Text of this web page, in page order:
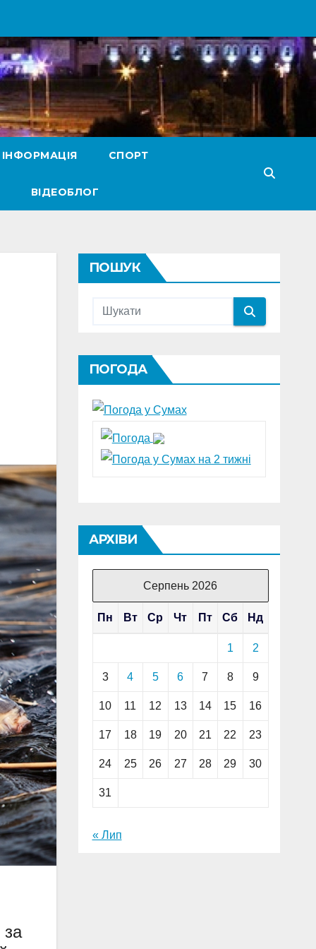
СПОРТ
ВІДЕОБЛОГ
ПОШУК
ПОГОДА
АРХІВИ
Серпень 2026
Пн Вт Ср Чт Пт Сб Нд
1 2
3 4 5 6 7 8 9
10 11 12 13 14 15 16
17 18 19 20 21 22 23
24 25 26 27 28 29 30
31
« Лип